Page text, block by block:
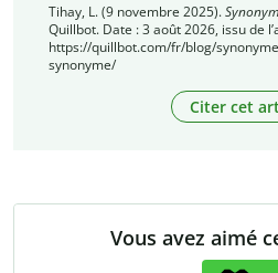
Tihay, L. (9 novembre 2025).
Quillbot. Date : 3 août 2026, issu de
https://quillbot.com/fr/blog/
synonyme/
Citer cet
Vous avez aimé